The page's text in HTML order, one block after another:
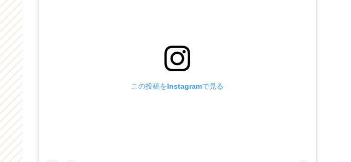
この投稿をInstagramで見る